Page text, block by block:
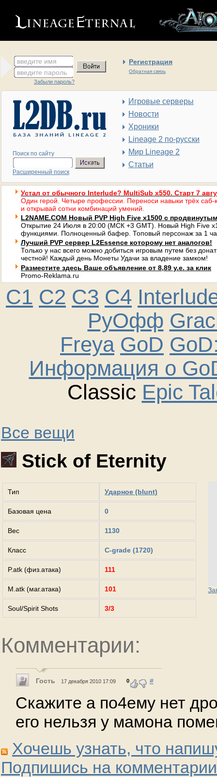
введите имя Регистрация
Обратная связь
введите пароль
Забыли пароль?
Поиск по сайту
Расширенный поиск
Игровые серверы
Новости
Хроники
Lineage 2 по-русски
Мир Lineage 2
Статьи
Устал от обычного Interlude? MultiSub x550. Старт 7
Один герой. Четыре профессии. Переноси навыки трёх саб-
и открывай сотни комбинаций умений.
L2NAME.COM Новый PVP High Five x1500 с
Открытие 24 Июля в 20:00 (МСК +3 GMT). Новый High Five
функциями. Полноценный бафер. Топовый персонаж за 1
Лучший PVP сервер L2Essence которому нет аналогов!
Только у нас всего можно добиться игровым путем без
честной! Каждый день Монеты Удачи за владение замком!
Разместите здесь Ваше объявление от 8,89 у.е. за клик
Promo-Reklama.ru
C1 C2 C3 C4
РуОфф
Freya GoD
Информация о
Classic Epic
Все вещи
Stick of Eternity
Тип Ударное (blunt)
Базовая цена 0
Вес 1130
Класс C-grade (1720)
P.atk (физ.атака) 111
M.atk (маг.атака) 101
Soul/Spirit Shots 3/3
Комментарии:
Гость 17 декабря 2010 17:09 0 #
Скажите а по4ему нет
его нельзя у мамона
Хочешь узнать, что
Подпишись на